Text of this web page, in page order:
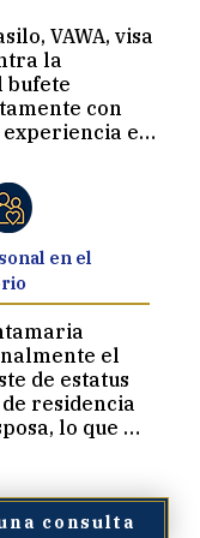
Esta
académica
en la
bufete
de visas
NIW y TN, con
VAWA, visa
la
bufete
con
en
fue
de
la Clínica de
de la
de San
que
en
a
que a
la diferencia
en el
el
de estatus
residencia
lo que
familiar. El
consulta